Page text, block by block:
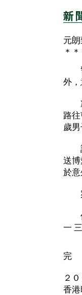
元
＊
警
外，
凌
路
歲
該
送
於意
案
任
一
完
２
香